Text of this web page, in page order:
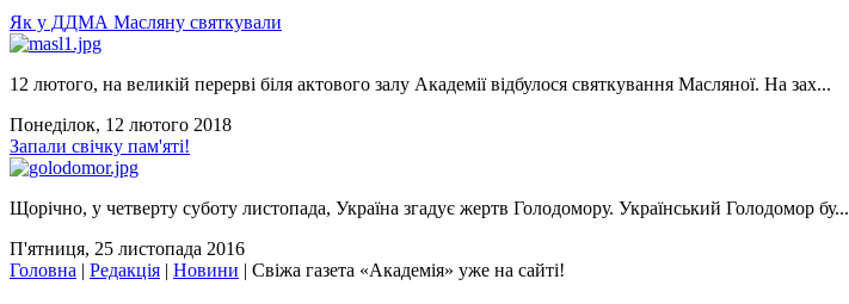
Як у ДДМА Масляну святкували
12 лютого, на великій перерві біля актового залу Академії відбулося святкування Масляної. На зах...
Понеділок, 12 лютого 2018
Запали свічку пам'яті!
Щорічно, у четверту суботу листопада, Україна згадує жертв Голодомору. Український Голодомор бу...
П'ятниця, 25 листопада 2016
Головна | Редакція | Новини | Свіжа газета «Академія» уже на сайті!